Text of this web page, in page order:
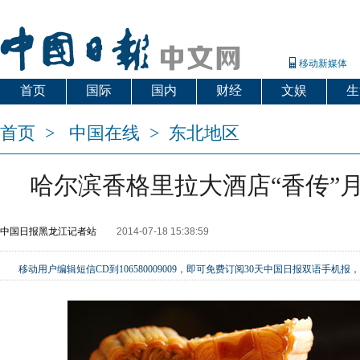
移动新媒体
首页 国际 国内 财经 文娱
首页 > 中国在线 > 东北地区
哈尔滨香格里拉大酒店“香传”
中国日报黑龙江记者站 2014-07-18 15:38:59
移动用户编辑短信CD到106580009009，即可免费订阅30天中国日报双语手机报